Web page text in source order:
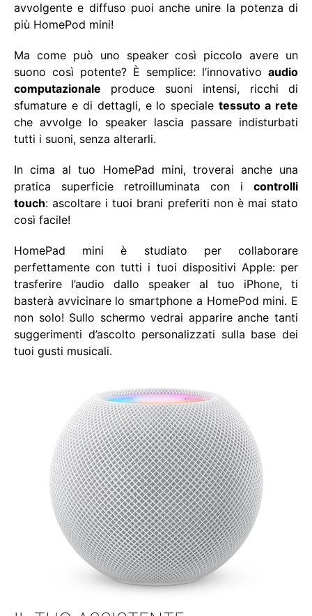
avvolgente e diffuso puoi anche unire la potenza di
più HomePod mini!
Ma come può uno speaker così piccolo avere un
suono così potente? È semplice: l’innovativo audio
computazionale produce suoni intensi, ricchi di
sfumature e di dettagli, e lo specialetessuto a rete
che avvolge lo speaker lascia passare indisturbati
tutti i suoni, senza alterarli.
In cima al tuo HomePad mini, troverai anche una
pratica superficie retroilluminata con i controlli
touch: ascoltare i tuoi brani preferiti non è mai stato
così facile!
HomePad mini è studiato per collaborare
perfettamente con tutti i tuoi dispositivi Apple: per
trasferire l’audio dallo speaker al tuo iPhone, ti
basterà avvicinare lo smartphone a HomePod mini. E
non solo! Sullo schermo vedrai apparire anche tanti
suggerimenti d’ascolto personalizzati sulla base dei
tuoi gusti musicali.